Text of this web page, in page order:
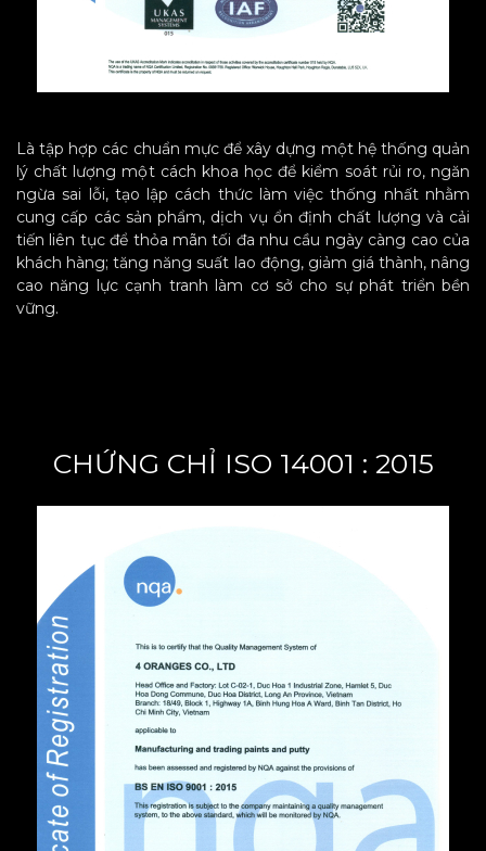
Là tập hợp các chuẩn mực để xây dựng một hệ thống quản
lý chất lượng một cách khoa học để kiểm soát rủi ro, ngăn
ngừa sai lỗi, tạo lập cách thức làm việc thống nhất nhằm
cung cấp các sản phẩm, dịch vụ ổn định chất lượng và cải
tiến liên tục để thỏa mãn tối đa nhu cầu ngày càng cao của
khách hàng; tăng năng suất lao động, giảm giá thành, nâng
cao năng lực cạnh tranh làm cơ sở cho sự phát triển bền
vững.
CHỨNG CHỈ ISO 14001 : 2015